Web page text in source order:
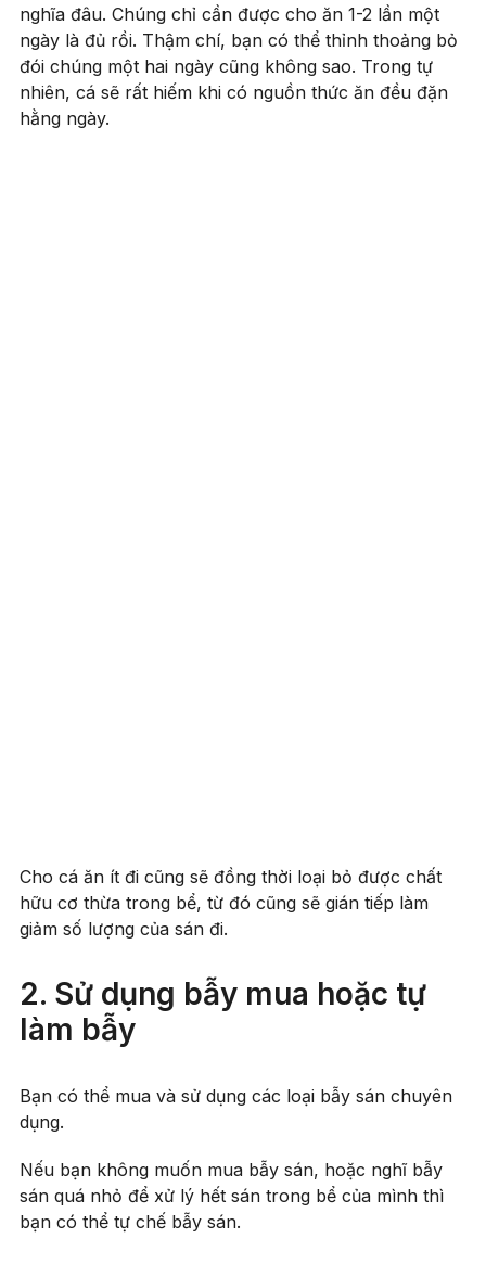
nghĩa đâu. Chúng chỉ cần được cho ăn 1-2 lần một
ngày là đủ rồi. Thậm chí, bạn có thể thỉnh thoảng bỏ
đói chúng một hai ngày cũng không sao. Trong tự
nhiên, cá sẽ rất hiếm khi có nguồn thức ăn đều đặn
hằng ngày.
Cho cá ăn ít đi cũng sẽ đồng thời loại bỏ được chất
hữu cơ thừa trong bể, từ đó cũng sẽ gián tiếp làm
giảm số lượng của sán đi.
2. Sử dụng bẫy mua hoặc tự
làm bẫy
Bạn có thể mua và sử dụng các loại bẫy sán chuyên
dụng.
Nếu bạn không muốn mua bẫy sán, hoặc nghĩ bẫy
sán quá nhỏ để xử lý hết sán trong bể của mình thì
bạn có thể tự chế bẫy sán.